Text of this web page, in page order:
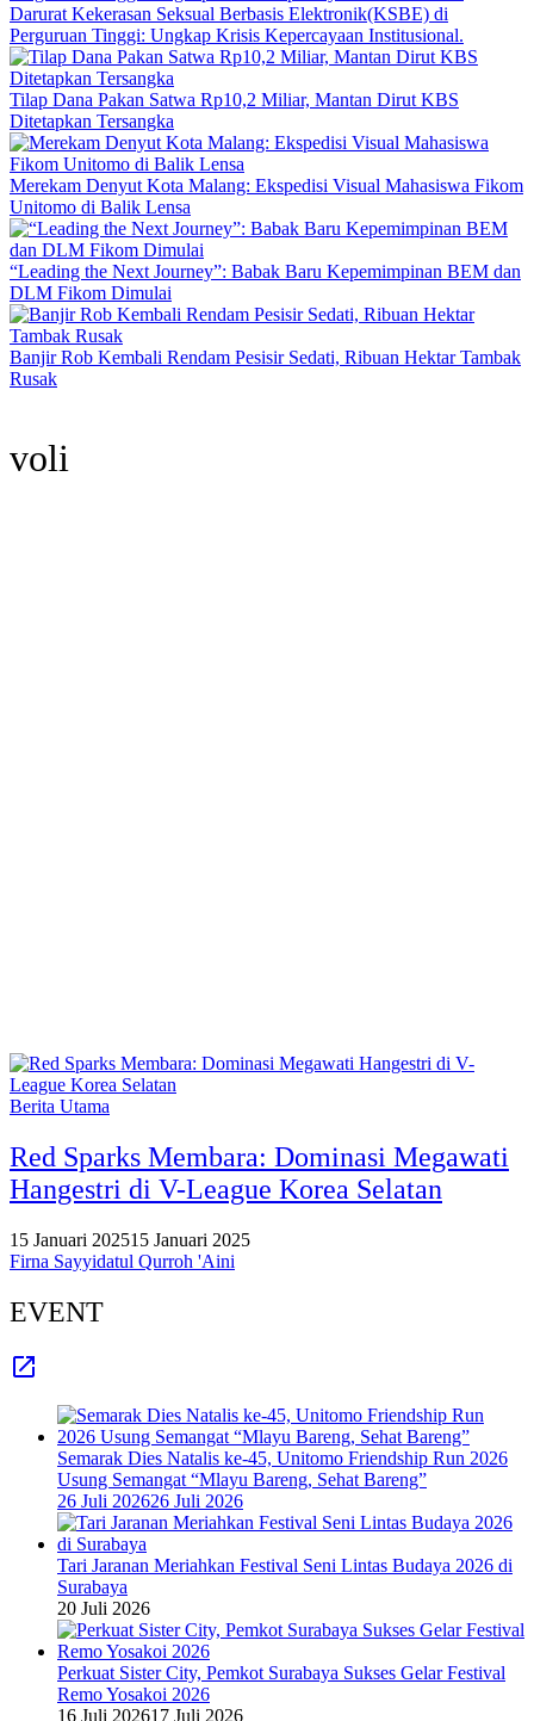
Darurat Kekerasan Seksual Berbasis Elektronik(KSBE) di
Perguruan Tinggi: Ungkap Krisis Kepercayaan Institusional.
Tilap Dana Pakan Satwa Rp10,2 Miliar, Mantan Dirut KBS
Ditetapkan Tersangka
Merekam Denyut Kota Malang: Ekspedisi Visual Mahasiswa Fikom
Unitomo di Balik Lensa
“Leading the Next Journey”: Babak Baru Kepemimpinan BEM dan
DLM Fikom Dimulai
Banjir Rob Kembali Rendam Pesisir Sedati, Ribuan Hektar Tambak
Rusak
voli
Berita Utama
Red Sparks Membara: Dominasi Megawati
Hangestri di V-League Korea Selatan
15 Januari 202515 Januari 2025
Firna Sayyidatul Qurroh 'Aini
EVENT
Semarak Dies Natalis ke-45, Unitomo Friendship Run 2026
Usung Semangat “Mlayu Bareng, Sehat Bareng”
26 Juli 202626 Juli 2026
Tari Jaranan Meriahkan Festival Seni Lintas Budaya 2026 di
Surabaya
20 Juli 2026
Perkuat Sister City, Pemkot Surabaya Sukses Gelar Festival
Remo Yosakoi 2026
16 Juli 202617 Juli 2026